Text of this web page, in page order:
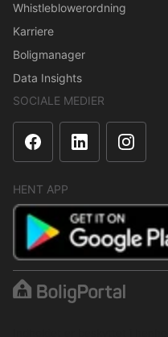
Whistleblowerordning
Karriere
Boligmanager
Data Insights
SOCIALE MEDIER
HENT APP